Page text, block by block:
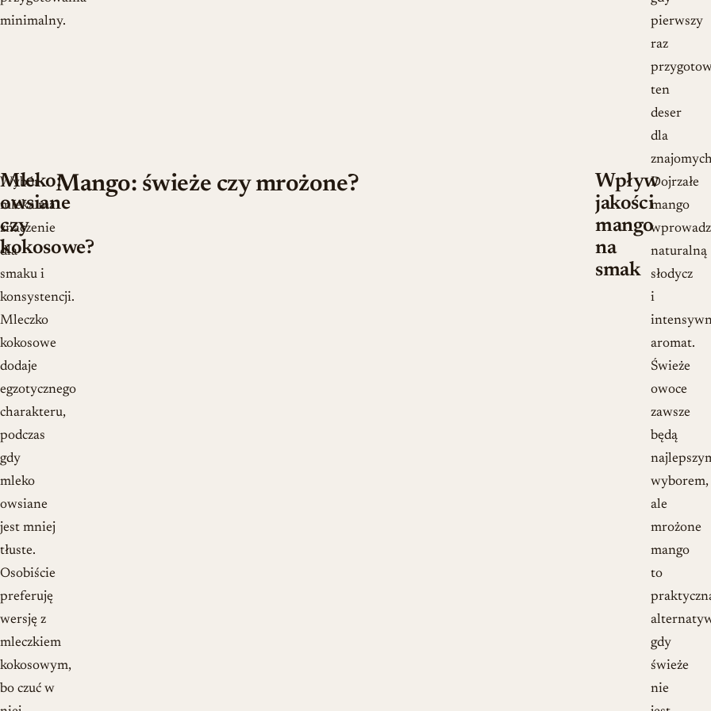
minimalny.
pierwszy
raz
ten
deser
dla
Mleko:
owsiane
czy
kokosowe?
Wybór
mleka ma
znaczenie
dla
smaku i
konsystencji.
Mleczko
kokosowe
dodaje
egzotycznego
charakteru,
podczas
gdy
mleko
owsiane
jest mniej
tłuste.
Osobiście
preferuję
wersję z
mleczkiem
kokosowym,
bo czuć w
Mango: świeże czy mrożone?
Wpływ
jakości
mango
na
smak
Dojrzałe
mango
naturalną
słodycz
i
aromat.
Świeże
owoce
zawsze
będą
wyborem,
ale
mrożone
mango
to
gdy
świeże
nie